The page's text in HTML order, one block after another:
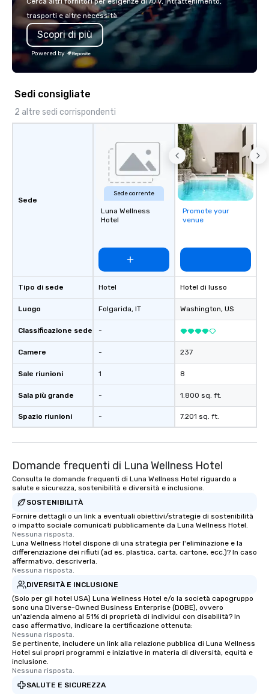
trasporti e altre necessità.
Scopri di più
Powered by
Sedi consigliate
2 altre sedi corrispondenti
Sede
Tipo di sede
Luogo
Classificazione sede
Camere
Sale riunioni
Sala più grande
Spazio riunioni
Sede corrente
Luna Wellness
Hotel
Hotel
Folgarida, IT
-
-
1
-
-
Promote your
venue
Hotel di lusso
Washington, US
237
8
1.800 sq. ft.
7.201 sq. ft.
Domande frequenti di Luna Wellness Hotel
Consulta le domande frequenti di Luna Wellness Hotel riguardo a
salute e sicurezza, sostenibilità e diversità e inclusione.
SOSTENIBILITÀ
Fornire dettagli o un link a eventuali obiettivi/strategie di sostenibilità
o impatto sociale comunicati pubblicamente da Luna Wellness Hotel.
Nessuna risposta.
Luna Wellness Hotel dispone di una strategia per l'eliminazione e la
differenziazione dei rifiuti (ad es. plastica, carta, cartone, ecc.)? In caso
affermativo, descriverla.
Nessuna risposta.
DIVERSITÀ E INCLUSIONE
(Solo per gli hotel USA) Luna Wellness Hotel e/o la società capogruppo
sono una Diverse-Owned Business Enterprise (DOBE), ovvero
un'azienda almeno al 51% di proprietà di individui con disabilità? In
caso affermativo, indicare la certificazione ottenuta:
Nessuna risposta.
Se pertinente, includere un link alla relazione pubblica di Luna Wellness
Hotel sui propri programmi e iniziative in materia di diversità, equità e
inclusione.
Nessuna risposta.
SALUTE E SICUREZZA